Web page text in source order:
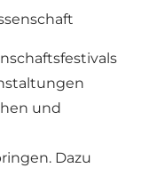
und
Dazu